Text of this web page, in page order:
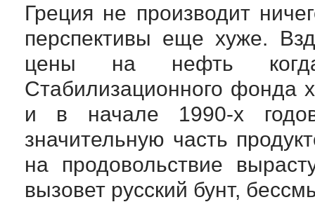
Греция не производит
перспективы еще хуже.
цены на нефть
Стабилизационного фонда
и в начале 1990-х
значительную часть
на продовольствие
вызовет русский бунт,